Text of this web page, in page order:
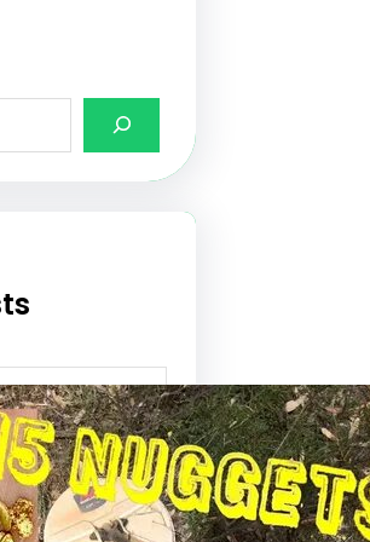
مكونات
المعادن: الأجزاء